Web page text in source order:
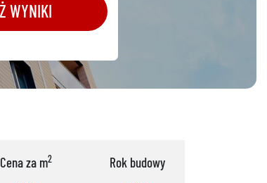
WYNIKI
Cena za m2 Rok budowy